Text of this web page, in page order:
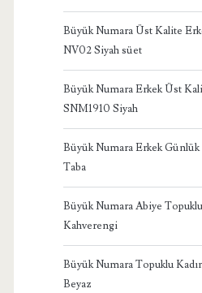
Büyük Numara Üst Kalite
NV02 Siyah süet
Büyük Numara Erkek Üst
SNM1910 Siyah
Büyük Numara Erkek Günlük
Taba
Büyük Numara Abiye
Kahverengi
Büyük Numara Topuklu
Beyaz